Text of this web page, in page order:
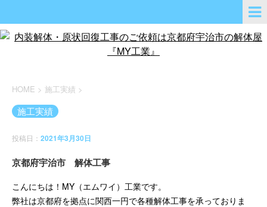
HOME > 施工実績 >
施工実績
投稿日： 2021年3月30日
京都府宇治市 解体工事
こんにちは！MY（エムワイ）工業です。
弊社は京都府を拠点に関西一円で各種解体工事を承っておりま